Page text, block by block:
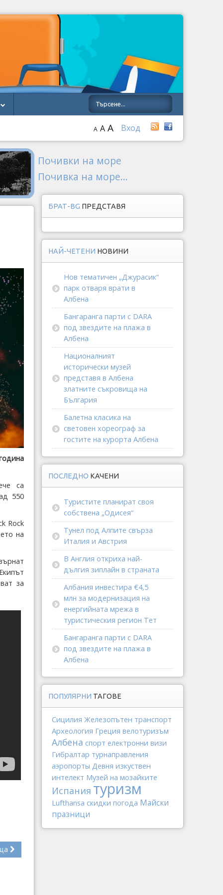
Вход
A A A
са
550
Rock
на
за
Почивки на море
Почивка на море...
БРАТ-BG ПРЕДСТАВЯ
НАЙ-ЧЕТЕНИ НОВИНИ
Нов тематичен „Джурасик“
парк отваря врати в
Албена
Бангаранга парти с DARA
под звездите на плажа в
Албена
Националният
исторически музей
представя в Албена
златните съкровища на
България
Балетна класика на
световен хореограф за
гостите на курорта Албена
ПОСЛЕДНО КАЧЕНИ
Туристите планират своя
собствена „Одисея“
Тунел под Алпите свърза
Италия и Австрия
В Англия откриха най-
дългия зиплайн в страната
Албания инвестира €4,5
млн за модернизация на
енергийната мрежа в
туристическия регион Тет
Бангаранга парти с DARA
под звездите на плажа в
Албена
ПОПУЛЯРНИ ТАГОВЕ
Сицилия Железопътен транспорт
Археология Греция велотуризъм
Албена спорт електронни визи
Гибралтар турнаправления
аэропорты Девня изкуствен
интелект Музей на мозайките
Испания туризм
Lufthansa скидки погода Майски
празници